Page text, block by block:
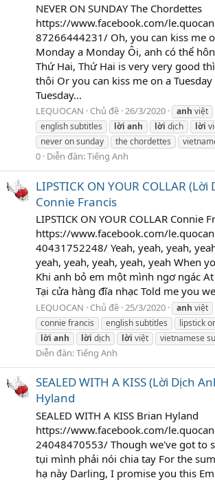
NEVER ON SUNDAY The Chordettes
https://www.facebook.com/
87266444231/ Oh, you can kiss me
Monday a Monday Ôi, anh có thể
Thứ Hai, Thứ Hai is very very good
thôi Or you can kiss me on a Tuesday
Tuesday...
LEQUOCAN Chủ đề 26/3/2020 anh việt
english subtitles
lời anh lời dịch lời
never on sunday
the chordettes
0 Diễn đàn:Tiếng Anh
LIPSTICK ON YOUR COLLAR
Connie Francis
LIPSTICK ON YOUR COLLAR Connie
https://www.facebook.com/
40431752248/ Yeah, yeah, yeah,
yeah, yeah, yeah, yeah, yeah When
Khi anh bỏ em một mình ngơ ngác
Tại cửa hàng đĩa nhạc Told me you
LEQUOCAN Chủ đề 25/3/2020 anh việt
connie francis
english subtitles
lipstick
lời anh lời dịch lời việt vietnamese
Diễn đàn:Tiếng Anh
SEALED WITH A KISS (Lời Dịch
Hyland
SEALED WITH A KISS Brian Hyland
https://www.facebook.com/
24048470553/ Though we've got to
tụi mình phải nói chia tay For the
hạ này Darling, I promise you this